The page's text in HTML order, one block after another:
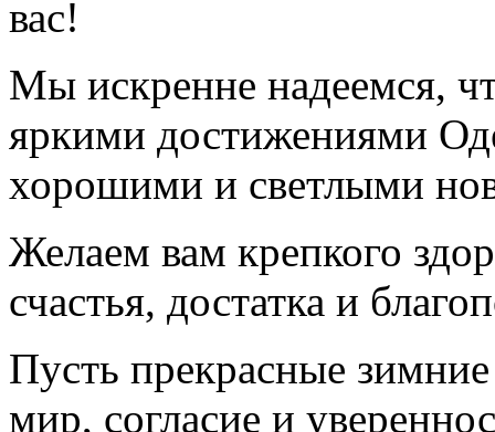
вас!
Мы искренне надеемся,
яркими достижениями
хорошими и светлыми
Желаем вам крепкого
счастья, достатка и
Пусть прекрасные
мир, согласие и